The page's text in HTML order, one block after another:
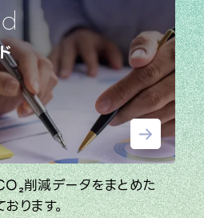
削減データをまとめた
ります。